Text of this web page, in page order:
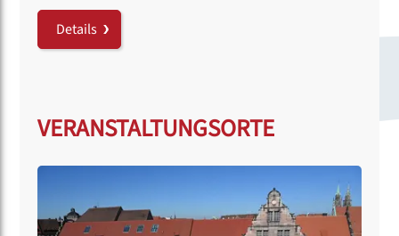
Details
VERANSTALTUNGSORTE